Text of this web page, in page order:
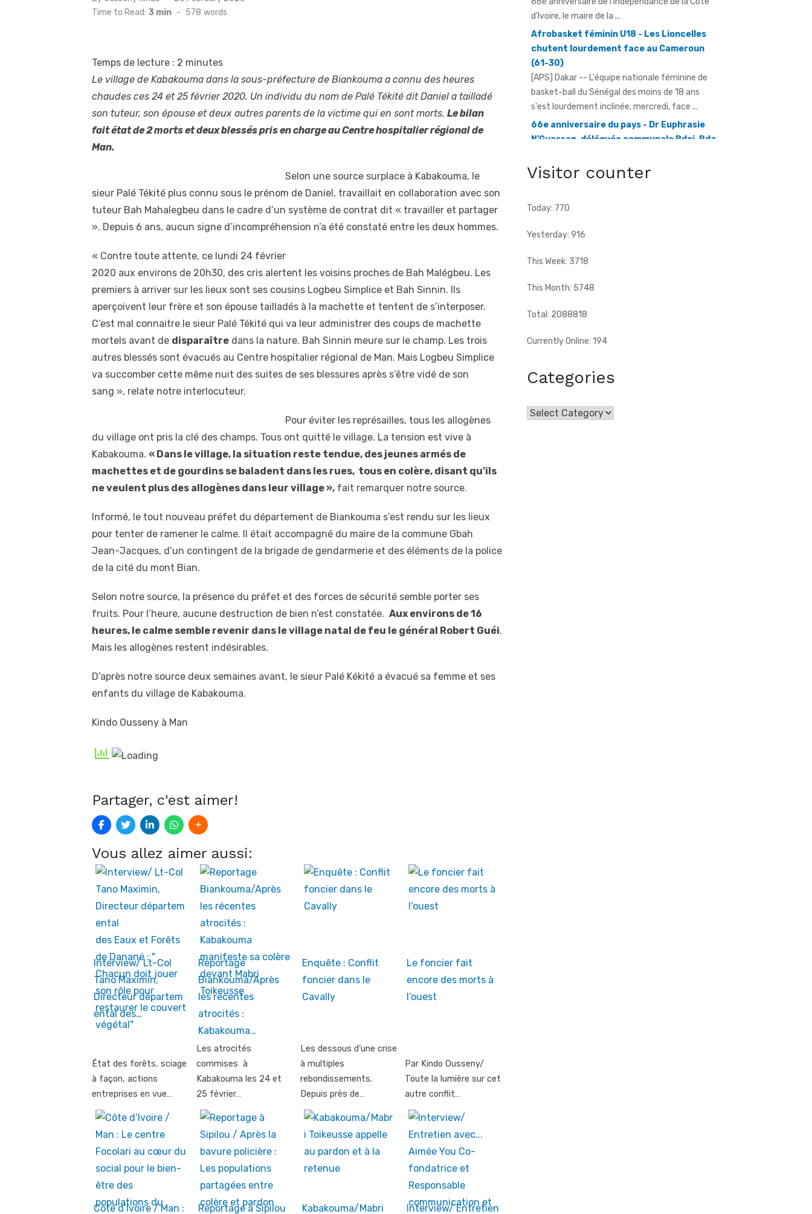
Time to Read: 3 min - 578 words
Temps de lecture : 2 minutes
Le village de Kabakouma dans la sous-préfecture de Biankouma a connu des heures
chaudes ces 24 et 25 février 2020. Un individu du nom de Palé Tékité dit Daniel a tailladé
son tuteur, son épouse et deux autres parents de la victime qui en sont morts. Le bilan
fait état de 2 morts et deux blessés pris en charge au Centre hospitalier régional de
Man.
Selon une source surplace à Kabakouma, le
sieur Palé Tékité plus connu sous le prénom de Daniel, travaillait en collaboration avec son
tuteur Bah Mahalegbeu dans le cadre d’un système de contrat dit « travailler et partager
». Depuis 6 ans, aucun signe d’incompréhension n’a été constaté entre les deux hommes.
« Contre toute attente, ce lundi 24 février
2020 aux environs de 20h30, des cris alertent les voisins proches de Bah Malégbeu. Les
premiers à arriver sur les lieux sont ses cousins Logbeu Simplice et Bah Sinnin. Ils
aperçoivent leur frère et son épouse tailladés à la machette et tentent de s’interposer.
C’est mal connaitre le sieur Palé Tékité qui va leur administrer des coups de machette
mortels avant de disparaître dans la nature. Bah Sinnin meure sur le champ. Les trois
autres blessés sont évacués au Centre hospitalier régional de Man. Mais Logbeu Simplice
va succomber cette même nuit des suites de ses blessures après s’être vidé de son
sang », relate notre interlocuteur.
Pour éviter les représailles, tous les allogènes
du village ont pris la clé des champs. Tous ont quitté le village. La tension est vive à
Kabakouma. « Dans le village, la situation reste tendue, des jeunes armés de
machettes et de gourdins se baladent dans les rues, tous en colère, disant qu’ils
ne veulent plus des allogènes dans leur village », fait remarquer notre source.
Informé, le tout nouveau préfet du département de Biankouma s’est rendu sur les lieux
pour tenter de ramener le calme. Il était accompagné du maire de la commune Gbah
Jean-Jacques, d’un contingent de la brigade de gendarmerie et des éléments de la police
de la cité du mont Bian.
Selon notre source, la présence du préfet et des forces de sécurité semble porter ses
fruits. Pour l’heure, aucune destruction de bien n’est constatée. Aux environs de 16
heures, le calme semble revenir dans le village natal de feu le général Robert Guéi.
Mais les allogènes restent indésirables.
D’après notre source deux semaines avant, le sieur Palé Kékité a évacué sa femme et ses
enfants du village de Kabakouma.
Kindo Ousseny à Man
Partager, c'est aimer!
Vous allez aimer aussi:
Interview/ Lt-Col
Tano Maximin,
Directeur départem
ental des…
État des forêts, sciage
à façon, actions
entreprises en vue…
Reportage
Biankouma/Après
les récentes
atrocités :
Kabakouma…
Les atrocités
commises à
Kabakouma les 24 et
25 février…
Enquête : Conflit
foncier dans le
Cavally
Les dessous d’une crise
à multiples
rebondissements.
Depuis près de…
Le foncier fait
encore des morts à
l’ouest
Par Kindo Ousseny/
Toute la lumière sur cet
autre conflit…
Côte d’Ivoire / Man :
Reportage à Sipilou
Kabakouma/Mabri
Interview/ Entretien
chutent lourdement face au Cameroun
(61-30)
[APS] Dakar -- L'équipe nationale féminine de
basket-ball du Sénégal des moins de 18 ans
s'est lourdement inclinée, mercredi, face ...
66e anniversaire du pays - Dr Euphrasie
N'Guessan, déléguée communale Pdci-Rda
Yopougon-Centre 1, appelle à la
mobilisation exceptionnelle
[Fratmat.info] À 72 heures de la célébration du
d'Ivoire, Dr Euphrasie N'Guessan, vice-présidente
Visitor counter
Today: 770
Yesterday: 916
This Week: 3718
This Month: 5748
Total: 2088818
Currently Online: 194
Categories
Categories